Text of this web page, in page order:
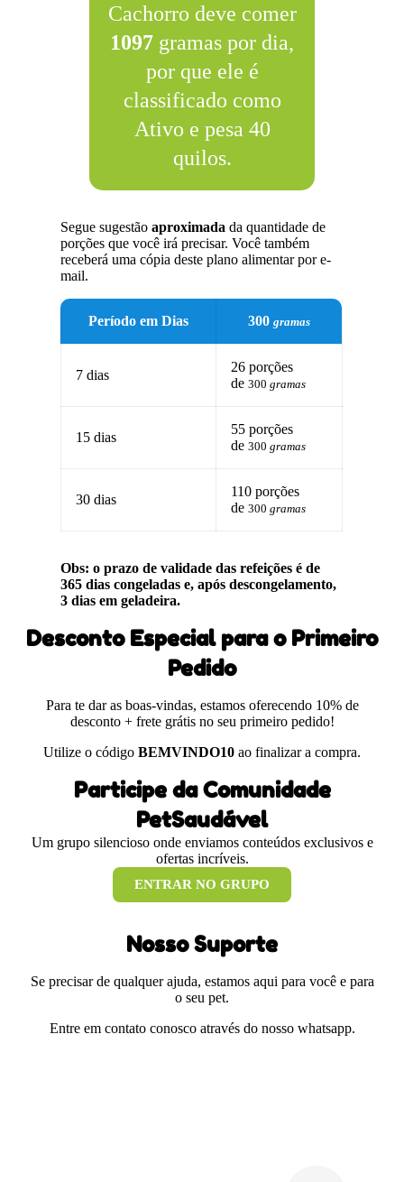
Cachorro deve comer
1097 gramas por dia,
por que ele é
classificado como
Ativo e pesa 40
quilos.
Segue sugestãoaproximada da quantidade de
porções que você irá precisar. Você também
receberá uma cópia deste plano alimentar por e-
mail.
Período em Dias 300gramas
7 dias
26 porções
de300gramas
15 dias
55 porções
de300gramas
30 dias
110 porções
de300gramas
Obs: o prazo de validade das refeições é de
365 dias congeladas e, após descongelamento,
3 dias em geladeira.
Desconto Especial para o Primeiro
Pedido
Para te dar as boas-vindas, estamos oferecendo 10% de
desconto + frete grátis no seu primeiro pedido!
Utilize o código BEMVINDO10 ao finalizar a compra.
Participe da Comunidade
PetSaudável
Um grupo silencioso onde enviamos conteúdos exclusivos e
ofertas incríveis.
ENTRAR NO GRUPO
Nosso Suporte
Se precisar de qualquer ajuda, estamos aqui para você e para
o seu pet.
Entre em contato conosco através do nosso whatsapp.